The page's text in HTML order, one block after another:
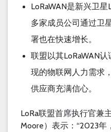
LoRaWAN是新兴卫星
多家成员公司通过卫
署也在快速增长。
联盟以其LoRaWAN认
现的物联网人力需求
供应商充满信心。
LoRa联盟首席执行官兼
Moore）表示： “2023年